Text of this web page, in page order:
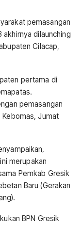
pemasangan
dilaunching
Cilacap,
pertama di
pemasangan
Kebomas, Jumat
merupakan
Pemkab Gresik
Baru (Gerakan
BPN Gresik